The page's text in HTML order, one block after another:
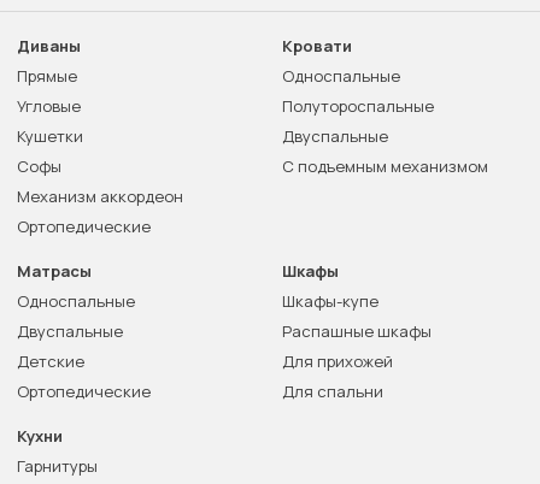
Диваны
Прямые
Угловые
Кушетки
Софы
Механизм аккордеон
Ортопедические
Кровати
Односпальные
Полутороспальные
Двуспальные
С подъемным механизмом
Матрасы
Односпальные
Двуспальные
Детские
Ортопедические
Шкафы
Шкафы-купе
Распашные шкафы
Для прихожей
Для спальни
Кухни
Гарнитуры